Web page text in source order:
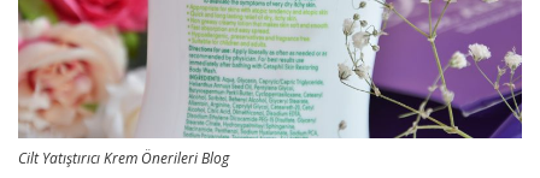
Cilt Yatıştırıcı Krem Önerileri Blog